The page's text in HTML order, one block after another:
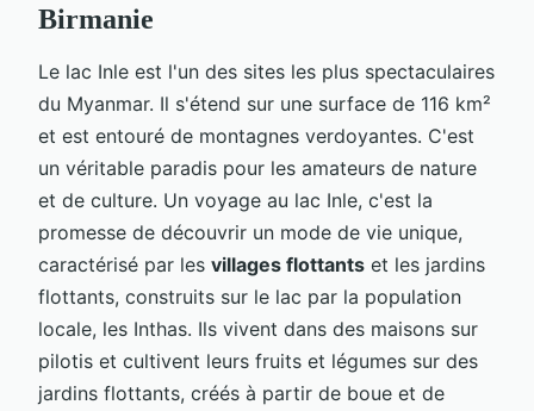
Birmanie
Le lac Inle est l'un des sites les plus spectaculaires
du Myanmar. Il s'étend sur une surface de 116 km²
et est entouré de montagnes verdoyantes. C'est
un véritable paradis pour les amateurs de nature
et de culture. Un voyage au lac Inle, c'est la
promesse de découvrir un mode de vie unique,
caractérisé par les villages flottants et les jardins
flottants, construits sur le lac par la population
locale, les Inthas. Ils vivent dans des maisons sur
pilotis et cultivent leurs fruits et légumes sur des
jardins flottants, créés à partir de boue et de